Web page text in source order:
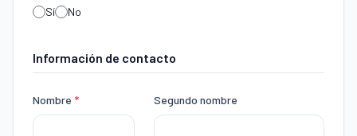
Sí
No
Información de contacto
Nombre * Segundo nombre